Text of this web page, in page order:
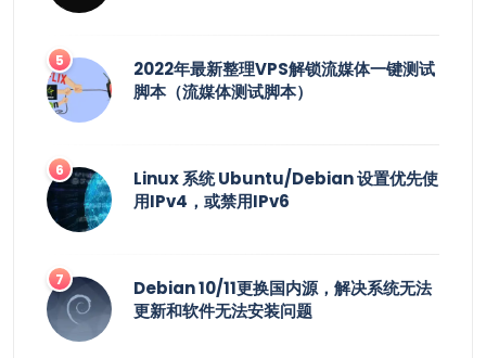
2022年最新整理VPS解锁流媒体一键测试
脚本（流媒体测试脚本）
Linux 系统 Ubuntu/Debian 设置优先使
用IPv4，或禁用IPv6
Debian 10/11更换国内源，解决系统无法
更新和软件无法安装问题